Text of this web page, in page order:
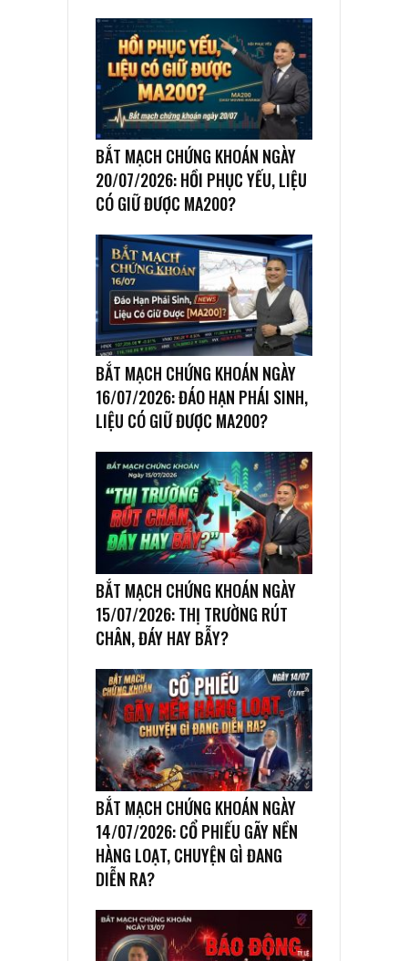
BẮT MẠCH CHỨNG KHOÁN NGÀY
20/07/2026: HỒI PHỤC YẾU, LIỆU
CÓ GIỮ ĐƯỢC MA200?
BẮT MẠCH CHỨNG KHOÁN NGÀY
16/07/2026: ĐÁO HẠN PHÁI SINH,
LIỆU CÓ GIỮ ĐƯỢC MA200?
BẮT MẠCH CHỨNG KHOÁN NGÀY
15/07/2026: THỊ TRƯỜNG RÚT
CHÂN, ĐÁY HAY BẪY?
BẮT MẠCH CHỨNG KHOÁN NGÀY
14/07/2026: CỔ PHIẾU GÃY NỀN
HÀNG LOẠT, CHUYỆN GÌ ĐANG
DIỄN RA?